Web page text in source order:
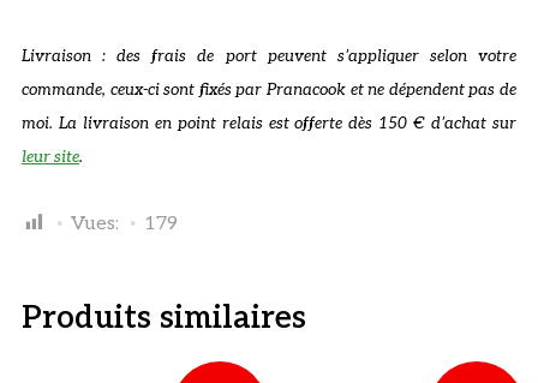
Livraison : des frais de port peuvent s’appliquer selon votre
commande, ceux-ci sont fixés par Pranacook et ne dépendent pas de
moi. La livraison en point relais est offerte dès 150 € d’achat sur
leur site.
Vues: 179
Produits similaires